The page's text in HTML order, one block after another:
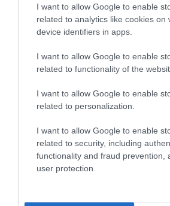
I want to allow Google to enable
related to analytics like cookies on
device identifiers in apps.
I want to allow Google to enable
related to functionality of the
I want to allow Google to enable
related to personalization.
I want to allow Google to enable
related to security, including
functionality and fraud prevention,
user protection.
της ασφάλειας. Και αυτό
της εγκληματικότητας, της
νέες τεχνολογίες, η
αυτόν της μετανάστευσης,
Αναφέρθηκε σε
που αφορούν στο
τον Εθνικό Μηχανισμό